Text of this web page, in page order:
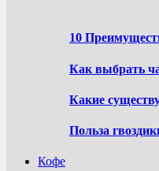
10
Как выбрать
Какие
Польза
Кофе